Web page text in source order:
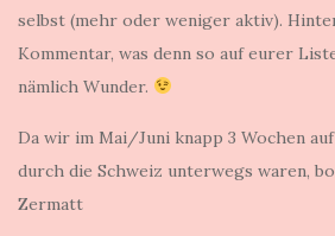
selbst (mehr oder weniger aktiv).
Kommentar, was denn so auf eurer
nämlich Wunder.
Da wir im Mai/Juni knapp 3 Wochen
durch die Schweiz unterwegs waren,
Zermatt